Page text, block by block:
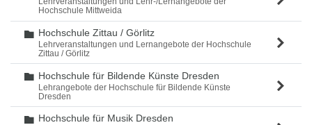
Hochschule Mittweida
Ordner
Hochschule Zittau / Görlitz
Lehrveranstaltungen und Lernangebote der Hochschule
Zittau / Görlitz
Ordner
Hochschule für Bildende Künste Dresden
Lehrangebote der Hochschule für Bildende Künste
Dresden
Ordner
Hochschule für Musik Dresden